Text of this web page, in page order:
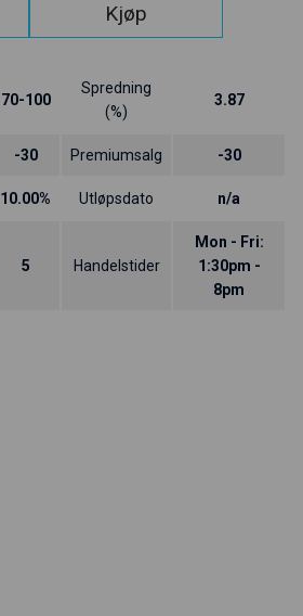
Kjøp
70-100
Spredning
(%)
3.87
-30 Premiumsalg -30
10.00% Utløpsdato n/a
5 Handelstider
Mon - Fri:
1:30pm -
8pm